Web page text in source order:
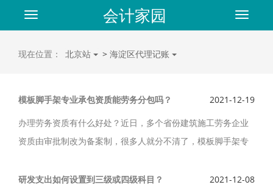
Toggle
Toggle
navigation
会计家园
现在位置： 北京站 > 海淀区代理记账
模板脚手架专业承包资质能劳务分包吗？
2021-12-19
办理劳务资质有什么好处？近日，多个省份建筑施工劳务企业
资质由审批制改为备案制，很多人就分不清了，模板脚手架专
脚手架专业承包资质能劳务分包吗？
研发支出如何设置到三级或四级科目？
2021-12-08